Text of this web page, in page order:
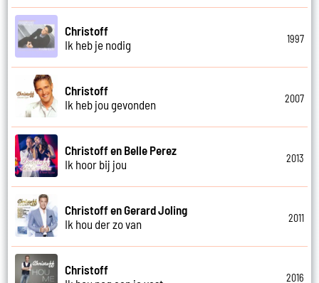
Christoff
Ik heb je nodig
1997
Christoff
Ik heb jou gevonden
2007
Christoff en Belle Perez
Ik hoor bij jou
2013
Christoff en Gerard Joling
Ik hou der zo van
2011
Christoff
2016